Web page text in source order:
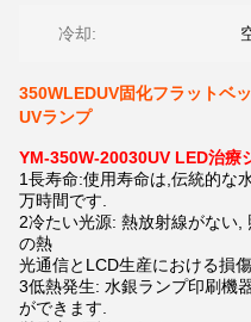
冷却:
350WLEDUV固化フラットベ
UVランプ
YM-350W-20030UV LED治療
1長寿命:使用寿命は,伝統的な
万時間です.
2冷たい光源: 熱放射線がない,
の熱
光通信とLCD生産における損
3低熱発生: 水銀ランプ印刷機
ができます.